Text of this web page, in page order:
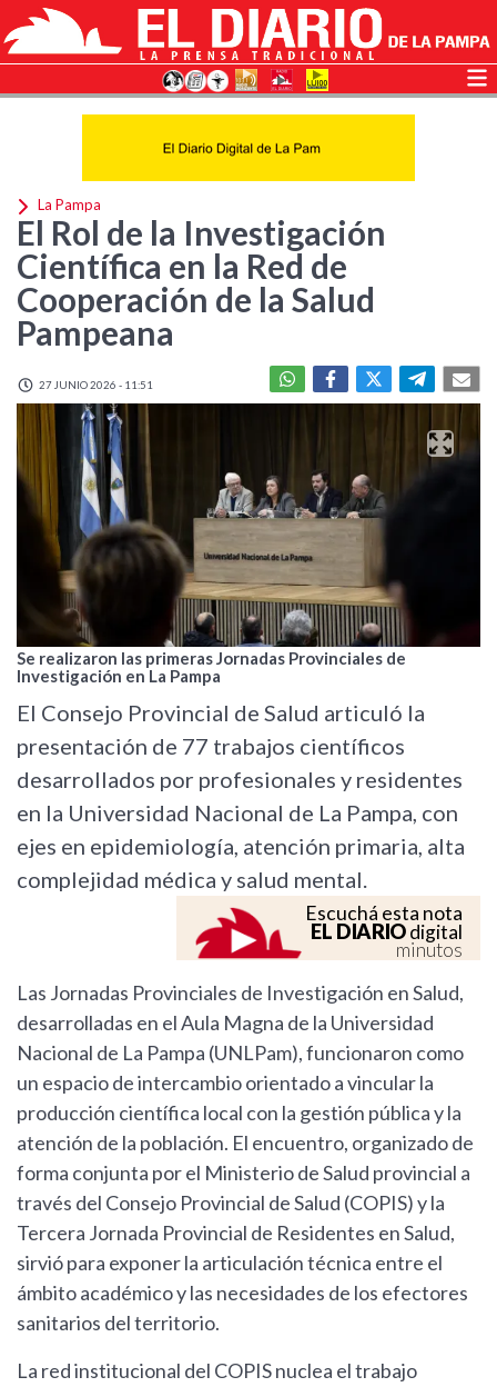
La Pampa
El Rol de la Investigación
Científica en la Red de
Cooperación de la Salud
Pampeana
27 JUNIO 2026 - 11:51
Se realizaron las primeras Jornadas Provinciales de
Investigación en La Pampa
El Consejo Provincial de Salud articuló la
presentación de 77 trabajos científicos
desarrollados por profesionales y residentes
en la Universidad Nacional de La Pampa, con
ejes en epidemiología, atención primaria, alta
complejidad médica y salud mental.
Escuchá esta nota
EL DIARIOdigital
minutos
Las Jornadas Provinciales de Investigación en Salud,
desarrolladas en el Aula Magna de la Universidad
Nacional de La Pampa (UNLPam), funcionaron como
un espacio de intercambio orientado a vincular la
producción científica local con la gestión pública y la
atención de la población. El encuentro, organizado de
forma conjunta por el Ministerio de Salud provincial a
través del Consejo Provincial de Salud (COPIS) y la
Tercera Jornada Provincial de Residentes en Salud,
sirvió para exponer la articulación técnica entre el
ámbito académico y las necesidades de los efectores
sanitarios del territorio.
La red institucional del COPIS nuclea el trabajo